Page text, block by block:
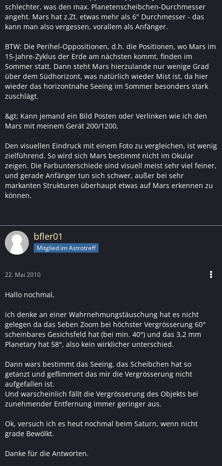
schlechter, was den max. Planetenscheibchen-Durchmesser
angeht. Mars hat z.Zt. etwas mehr als 6" Durchmesser - das
kann man also vergessen, vorallem als Anfänger.
BTW: Die Perihel-Oppositionen, d.h. die Positionen, wo Mars im
15-Jahre-Zyklus der Erde am nächsten kommt, finden im
Sommer statt. Dann steht Mars hierzulande nur wenige Grad
über dem Südhorizont, was natürlich wieder Mist ist, da hier
wieder das horizontnahe Seeing im Sommer besonders stark
zuschlägt.
&gt; Kann jemand ein Bild Posten oder Verlinken wie ich den
Mars mit meinem Gerät 200/1200,
Den visuellen Eindruck mit einem Foto zu vergleichen, ist wenig
zielführend. So wird sich Mars bestimmt nicht im Okular
zeigen. Die Farbunterschiede sind visuell meist sehr viel feiner,
und gerade Anfänger tun sich schwer, außer bei sehr
markanten Strukturen überhaupt etwas auf Mars erkennen zu
können.
bfler01
Mitglied im Astrotreff
22. Mai 2010
Hallo nochmal,
ich denke an einer Wahrnehmungstäuschung hat es nicht
gelegen da das Seben Zoom bei höchster Vergrösserung 60°
scheinbares Gesichsfeld hat (bei min. 40°) und das 3,2 mm
Planetary hat 58°, also kein wirklicher unterschied.
Dann wars bestimmt das Seeing, das Scheibchen hat so
getanzt und geflimmert das mir die Vergrösserung nicht
aufgefallen ist.
Und warscheinlich fällt die Vergrösserung des Objekts bei
zunehmender Entfernung immer geringer aus.
Ok, versuch ich es heut nochmal beim Saturn, wenn nicht
grade Bewölkt.
Danke für die Antworten.